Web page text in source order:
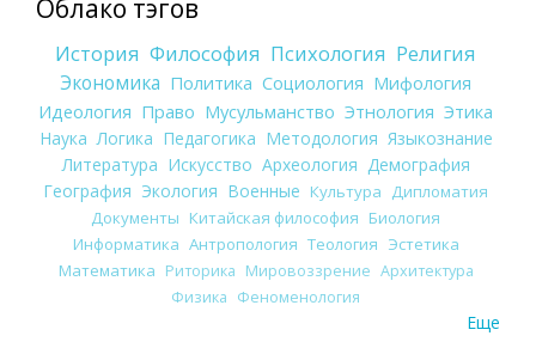
Облако тэгов
История Философия Психология Религия
Экономика Политика Социология Мифология
Идеология Право Мусульманство Этнология Этика
Наука Логика Педагогика Методология Языкознание
Литература Искусство Археология Демография
География Экология Военные Культура
Дипломатия
Документы Китайская философия Биология
Информатика Антропология Теология Эстетика
Математика Риторика Мировоззрение Архитектура
Физика Феноменология
Еще